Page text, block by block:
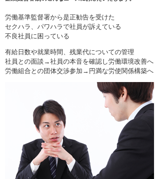
労働基準監督署から是正勧告を受けた
セクハラ、パワハラで社員が訴えている
不良社員に困っている
有給日数や就業時間、残業代についての管理
社員との面談→社員の本音を確認し労働環境改善へ
労働組合との団体交渉参加→円満な労使関係構築へ